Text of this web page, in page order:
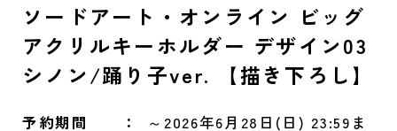
ソードアート・オンライン ビッグ
アクリルキーホルダー デザイン03
シノン/踊り子ver. 【描き下ろし】
予約期間
～2026年6月28日(日) 23:59ま